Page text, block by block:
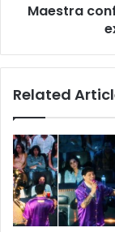
Maestra
Related